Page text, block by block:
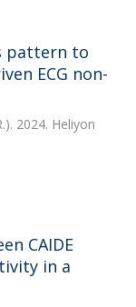
pattern to
ECG non-
2024. Heliyon
CAIDE
in a